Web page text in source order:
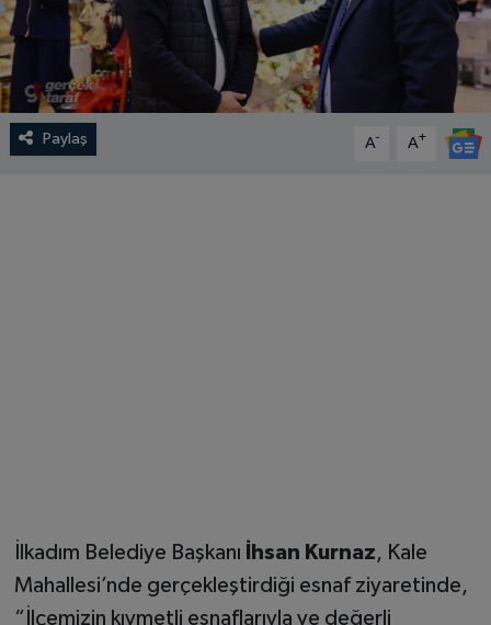
Paylaş A- A+
İlkadım Belediye Başkanı İhsan Kurnaz, Kale
Mahallesi’nde gerçekleştirdiği esnaf ziyaretinde,
“İlçemizin kıymetli esnaflarıyla ve değerli
YEMEK